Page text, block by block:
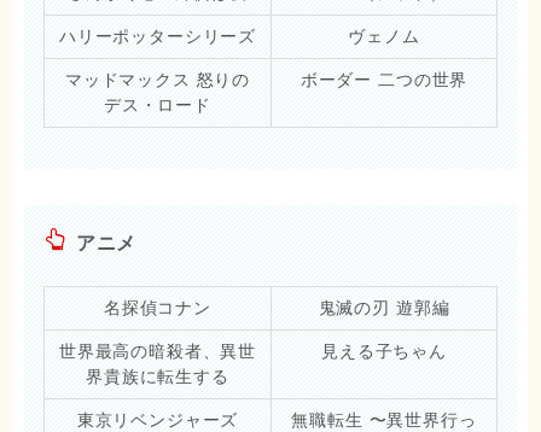
ハリーポッターシリーズ ヴェノム
マッドマックス 怒りの
デス・ロード
ボーダー 二つの世界
アニメ
名探偵コナン 鬼滅の刃 遊郭編
世界最高の暗殺者、異世
界貴族に転生する
見える子ちゃん
東京リベンジャーズ
無職転生 〜異世界行っ